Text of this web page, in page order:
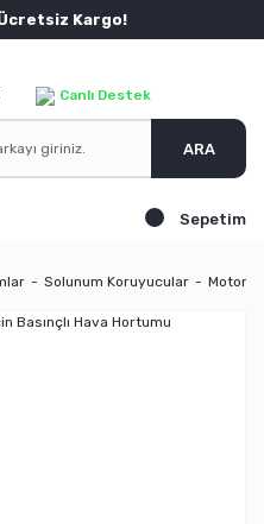
Kargo!
Canlı Destek
ARA
Sepetim
Solunum Koruyucular Motorlu